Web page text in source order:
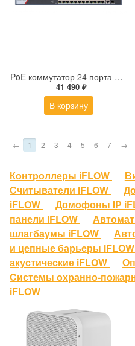
PoE коммутатор 24 порта F-SW-EM626POE-VM/L
41 490 ₽
В корзину
← 1 2 3 4 5 6 7 →
Контроллеры iFLOW
Считыватели iFLOW
iFLOW
Домофоны IP
панели iFLOW
шлагбаумы iFLOW
и цепные барьеры iFLOW
акустические iFLOW
Cистемы охранно-
iFLOW